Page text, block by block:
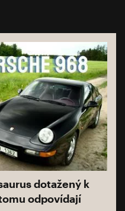
dotažený k
odpovídají